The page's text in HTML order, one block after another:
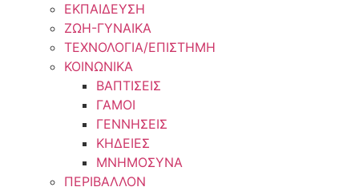
ΕΚΠΑΙΔΕΥΣΗ
ΖΩΗ-ΓΥΝΑΙΚΑ
ΤΕΧΝΟΛΟΓΙΑ/ΕΠΙΣΤΗΜΗ
ΚΟΙΝΩΝΙΚΑ
ΒΑΠΤΙΣΕΙΣ
ΓΑΜΟΙ
ΓΕΝΝΗΣΕΙΣ
ΚΗΔΕΙΕΣ
ΜΝΗΜΟΣΥΝΑ
ΠΕΡΙΒΑΛΛΟΝ